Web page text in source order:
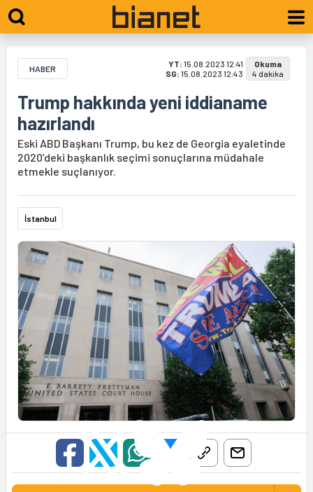
HABER YT: 15.08.2023 12:41
SG: 15.08.2023 12:43
Okuma
4 dakika
Trump hakkında yeni iddianame
hazırlandı
Eski ABD Başkanı Trump, bu kez de Georgia eyaletinde
2020’deki başkanlık seçimi sonuçlarına müdahale
etmekle suçlanıyor.
İstanbul